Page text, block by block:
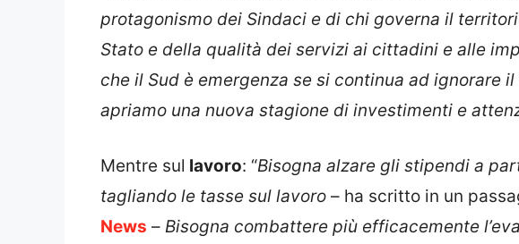
protagonismo dei Sindaci e di chi governa il
Stato e della qualità dei servizi ai cittadini e alle
che il Sud è emergenza se si continua ad ignorare
apriamo una nuova stagione di investimenti e
Mentre sul lavoro: “Bisogna alzare gli stipendi a
tagliando le tasse sul lavoro – ha scritto in un
News – Bisogna combattere più efficacemente